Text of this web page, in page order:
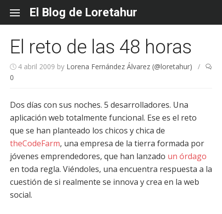
content
El Blog de Loretahur
El reto de las 48 horas
4 abril 2009 by Lorena Fernández Álvarez (@loretahur)
/
0
Dos días con sus noches. 5 desarrolladores. Una
aplicación web totalmente funcional. Ese es el reto
que se han planteado los chicos y chica de
theCodeFarm, una empresa de la tierra formada por
jóvenes emprendedores, que han lanzado un órdago
en toda regla. Viéndoles, una encuentra respuesta a la
cuestión de si realmente se innova y crea en la web
social.